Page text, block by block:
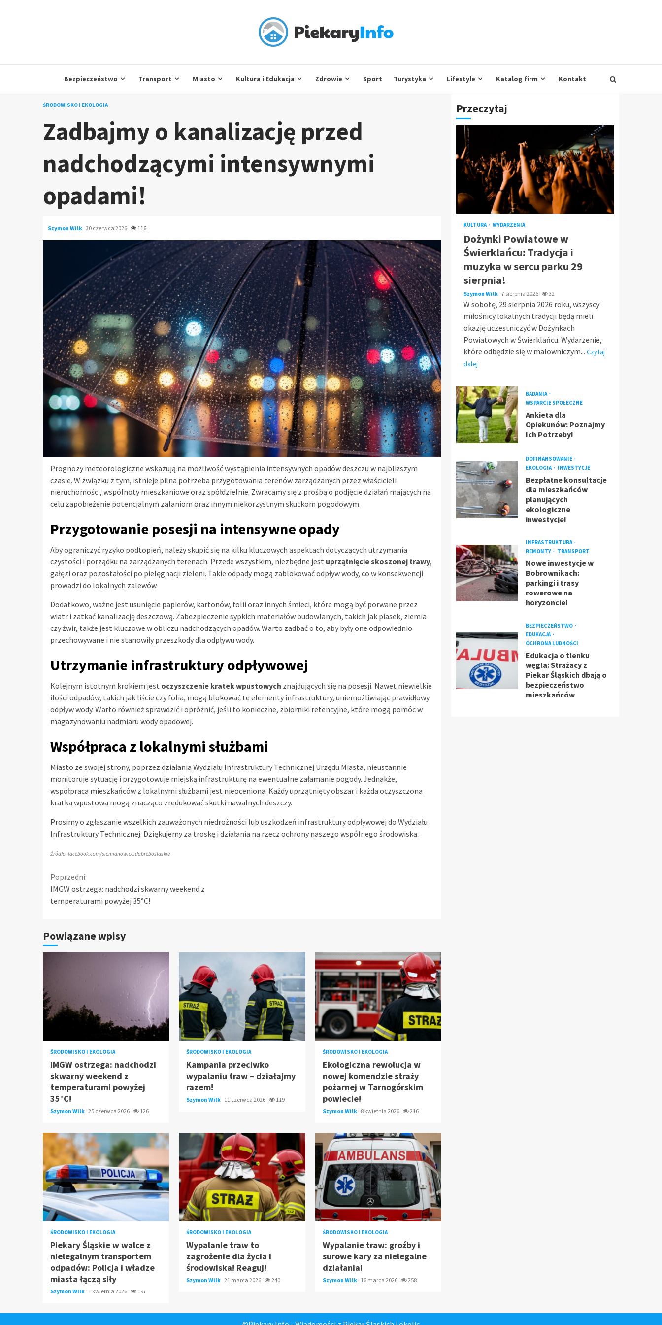
Bezpieczeństwo Transport Miasto Kultura i Edukacja Zdrowie Sport Turystyka Lifestyle Katalog firm Kontakt
ŚRODOWISKO I EKOLOGIA
Zadbajmy o kanalizację przed
nadchodzącymi intensywnymi
opadami!
Szymon Wilk 30 czerwca 2026 116
Prognozy meteorologiczne wskazują na możliwość wystąpienia intensywnych opadów deszczu w najbliższym
czasie. W związku z tym, istnieje pilna potrzeba przygotowania terenów zarządzanych przez właścicieli
nieruchomości, wspólnoty mieszkaniowe oraz spółdzielnie. Zwracamy się z prośbą o podjęcie działań mających na
celu zapobieżenie potencjalnym zalaniom oraz innym niekorzystnym skutkom pogodowym.
Przygotowanie posesji na intensywne opady
Aby ograniczyć ryzyko podtopień, należy skupić się na kilku kluczowych aspektach dotyczących utrzymania
czystości i porządku na zarządzanych terenach. Przede wszystkim, niezbędne jest uprzątnięcie skoszonej trawy,
gałęzi oraz pozostałości po pielęgnacji zieleni. Takie odpady mogą zablokować odpływ wody, co w konsekwencji
prowadzi do lokalnych zalewów.
Dodatkowo, ważne jest usunięcie papierów, kartonów, folii oraz innych śmieci, które mogą być porwane przez
wiatr i zatkać kanalizację deszczową. Zabezpieczenie sypkich materiałów budowlanych, takich jak piasek, ziemia
czy żwir, także jest kluczowe w obliczu nadchodzących opadów. Warto zadbać o to, aby były one odpowiednio
przechowywane i nie stanowiły przeszkody dla odpływu wody.
Utrzymanie infrastruktury odpływowej
Kolejnym istotnym krokiem jest oczyszczenie kratek wpustowych znajdujących się na posesji. Nawet niewielkie
ilości odpadów, takich jak liście czy folia, mogą blokować te elementy infrastruktury, uniemożliwiając prawidłowy
odpływ wody. Warto również sprawdzić i opróżnić, jeśli to konieczne, zbiorniki retencyjne, które mogą pomóc w
magazynowaniu nadmiaru wody opadowej.
Współpraca z lokalnymi służbami
Miasto ze swojej strony, poprzez działania Wydziału Infrastruktury Technicznej Urzędu Miasta, nieustannie
monitoruje sytuację i przygotowuje miejską infrastrukturę na ewentualne załamanie pogody. Jednakże,
współpraca mieszkańców z lokalnymi służbami jest nieoceniona. Każdy uprzątnięty obszar i każda oczyszczona
kratka wpustowa mogą znacząco zredukować skutki nawalnych deszczy.
Prosimy o zgłaszanie wszelkich zauważonych niedrożności lub uszkodzeń infrastruktury odpływowej do Wydziału
Infrastruktury Technicznej. Dziękujemy za troskę i działania na rzecz ochrony naszego wspólnego środowiska.
Źródło: facebook.com/siemianowice.dobreboslaskie
Continue
Reading
Poprzedni:
IMGW ostrzega: nadchodzi skwarny weekend z
temperaturami powyżej 35°C!
Powiązane wpisy
ŚRODOWISKO I EKOLOGIA
IMGW ostrzega: nadchodzi
skwarny weekend z
temperaturami powyżej
35°C!
Szymon Wilk 25 czerwca 2026 126
ŚRODOWISKO I EKOLOGIA
Kampania przeciwko
wypalaniu traw – działajmy
razem!
Szymon Wilk 11 czerwca 2026 119
ŚRODOWISKO I EKOLOGIA
Ekologiczna rewolucja w
nowej komendzie straży
pożarnej w Tarnogórskim
powiecie!
Szymon Wilk 8 kwietnia 2026 216
ŚRODOWISKO I EKOLOGIA
Piekary Śląskie w walce z
nielegalnym transportem
odpadów: Policja i władze
miasta łączą siły
Szymon Wilk 1 kwietnia 2026 197
ŚRODOWISKO I EKOLOGIA
Wypalanie traw to
zagrożenie dla życia i
środowiska! Reaguj!
Szymon Wilk 21 marca 2026 240
ŚRODOWISKO I EKOLOGIA
Wypalanie traw: groźby i
surowe kary za nielegalne
działania!
Szymon Wilk 16 marca 2026 258
Przeczytaj
KULTURA WYDARZENIA
Dożynki Powiatowe w
Świerklańcu: Tradycja i
muzyka w sercu parku 29
sierpnia!
Szymon Wilk 7 sierpnia 2026 32
W sobotę, 29 sierpnia 2026 roku, wszyscy
miłośnicy lokalnych tradycji będą mieli
okazję uczestniczyć w Dożynkach
Powiatowych w Świerklańcu. Wydarzenie,
które odbędzie się w malowniczym... Czytaj
dalej
BADANIA
WSPARCIE SPOŁECZNE
Ankieta dla
Opiekunów: Poznajmy
Ich Potrzeby!
DOFINANSOWANIE
EKOLOGIA
INWESTYCJE
Bezpłatne konsultacje
dla mieszkańców
planujących
ekologiczne
inwestycje!
INFRASTRUKTURA
REMONTY
TRANSPORT
Nowe inwestycje w
Bobrownikach:
parkingi i trasy
rowerowe na
horyzoncie!
BEZPIECZEŃSTWO
EDUKACJA
OCHRONA LUDNOŚCI
Edukacja o tlenku
węgla: Strażacy z
Piekar Śląskich dbają o
bezpieczeństwo
mieszkańców